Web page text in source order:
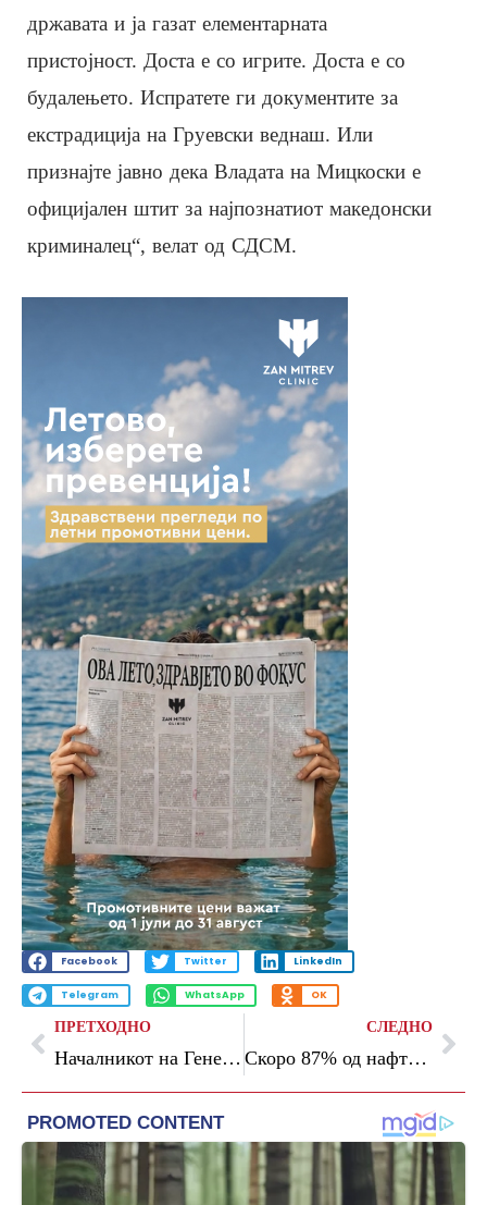
државата и ја газат елементарната
пристојност. Доста е со игрите. Доста е со
будалењето. Испратете ги документите за
екстрадиција на Груевски веднаш. Или
признајте јавно дека Владата на Мицкоски е
официјален штит за најпознатиот македонски
криминалец“, велат од СДСМ.
Facebook Twitter LinkedIn
Telegram WhatsApp OK
ПРЕТХОДНО
Началникот на Генералштабот во Албанија: Потврдена заложбата за унапредување на меѓуармиската соработка
СЛЕДНО
Скоро 87% од нафтените деривати минатата година во Македонија биле увезени од Грција